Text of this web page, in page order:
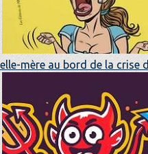
mère au bord de la crise